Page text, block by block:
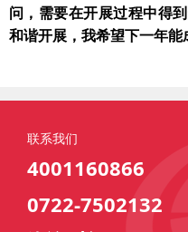
问，需要在开展过程中得
和谐开展，我希望下一年
联系我们
4001160866
0722-7502132